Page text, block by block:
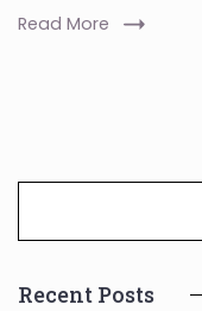
Read More
Recent Posts